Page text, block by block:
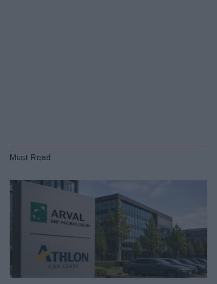
Must Read